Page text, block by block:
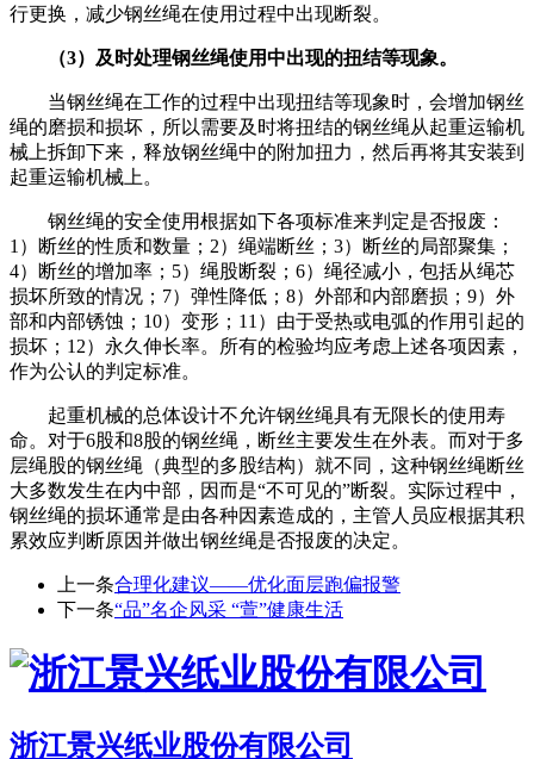
行更换，减少钢丝绳在使用过程中出现断裂。
（3）及时处理钢丝绳使用中出现的扭结等现象。
当钢丝绳在工作的过程中出现扭结等现象时，会增加钢丝
绳的磨损和损坏，所以需要及时将扭结的钢丝绳从起重运输机
械上拆卸下来，释放钢丝绳中的附加扭力，然后再将其安装到
起重运输机械上。
钢丝绳的安全使用根据如下各项标准来判定是否报废：
1）断丝的性质和数量；2）绳端断丝；3）断丝的局部聚集；
4）断丝的增加率；5）绳股断裂；6）绳径减小，包括从绳芯
损坏所致的情况；7）弹性降低；8）外部和内部磨损；9）外
部和内部锈蚀；10）变形；11）由于受热或电弧的作用引起的
损坏；12）永久伸长率。所有的检验均应考虑上述各项因素，
作为公认的判定标准。
起重机械的总体设计不允许钢丝绳具有无限长的使用寿
命。对于6股和8股的钢丝绳，断丝主要发生在外表。而对于多
层绳股的钢丝绳（典型的多股结构）就不同，这种钢丝绳断丝
大多数发生在内中部，因而是“不可见的”断裂。实际过程中，
钢丝绳的损坏通常是由各种因素造成的，主管人员应根据其积
累效应判断原因并做出钢丝绳是否报废的决定。
上一条合理化建议——优化面层跑偏报警
下一条“品”名企风采 “萱”健康生活
浙江景兴纸业股份有限公司